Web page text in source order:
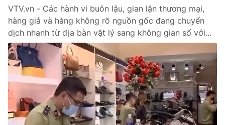
VTV.vn - Các hành vi buôn lậu, gian lận thương mại,
hàng giả và hàng không rõ nguồn gốc đang chuyển
dịch nhanh từ địa bàn vật lý sang không gian số với...